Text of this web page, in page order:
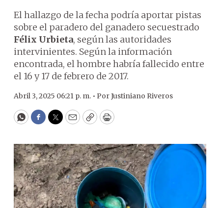
El hallazgo de la fecha podría aportar pistas
sobre el paradero del ganadero secuestrado
Félix Urbieta, según las autoridades
intervinientes. Según la información
encontrada, el hombre habría fallecido entre
el 16 y 17 de febrero de 2017.
Abril 3, 2025 06:21 p. m. • PorJustiniano Riveros
WhatsApp
Facebook
Twitter
EmailCopyPrint